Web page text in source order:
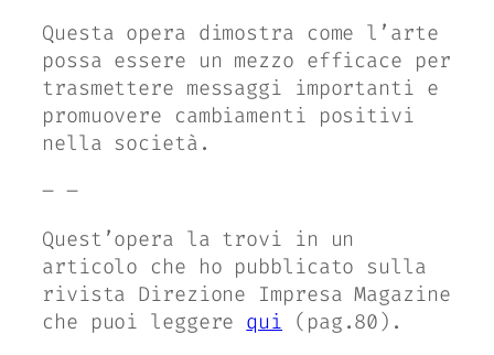
Questa opera dimostra come l’arte
possa essere un mezzo efficace per
trasmettere messaggi importanti e
promuovere cambiamenti positivi
nella società.
– –
Quest’opera la trovi in un
articolo che ho pubblicato sulla
rivista Direzione Impresa Magazine
che puoi leggere qui (pag.80).